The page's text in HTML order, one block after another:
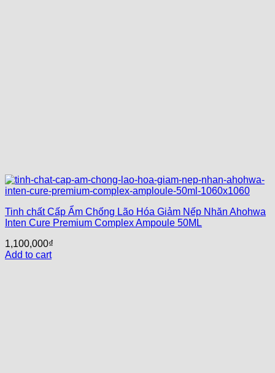
Tinh chất Cấp Ẩm Chống Lão Hóa Giảm Nếp Nhăn Ahohwa
Inten Cure Premium Complex Ampoule 50ML
1,100,000₫
Add to cart